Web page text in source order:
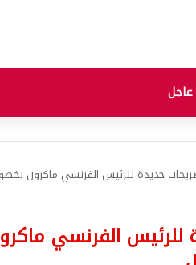
جديدة للرئيس الفرنسي ماكرون
الفرنسي